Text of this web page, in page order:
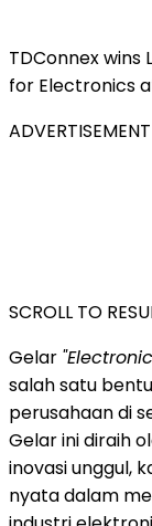
TDConnex
for Electronics
ADVERTISEMENT
SCROLL TO
Gelar
salah satu
perusahaan di
Gelar ini diraih
inovasi unggul,
nyata dalam